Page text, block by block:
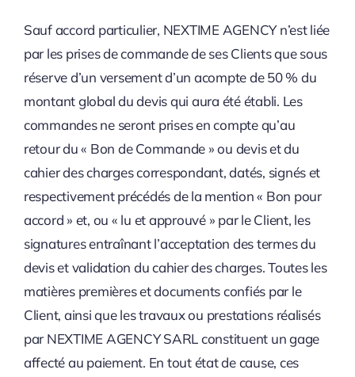
Sauf accord particulier, NEXTIME AGENCY n’est liée
par les prises de commande de ses Clients que sous
réserve d’un versement d’un acompte de 50 % du
montant global du devis qui aura été établi. Les
commandes ne seront prises en compte qu’au
retour du « Bon de Commande » ou devis et du
cahier des charges correspondant, datés, signés et
respectivement précédés de la mention « Bon pour
accord » et, ou « lu et approuvé » par le Client, les
signatures entraînant l’acceptation des termes du
devis et validation du cahier des charges. Toutes les
matières premières et documents confiés par le
Client, ainsi que les travaux ou prestations réalisés
par NEXTIME AGENCY SARL constituent un gage
affecté au paiement. En tout état de cause, ces